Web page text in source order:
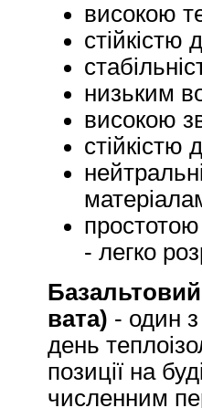
високою
стійкістю
низьким
високою
стійкістю
- легко
вата) - один
день
позиції на
численним